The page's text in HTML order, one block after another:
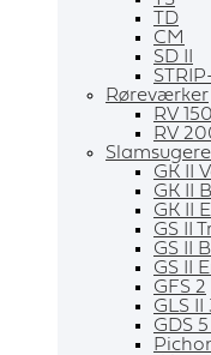
TD
CM
SD II
Røreværker
RV 150
RV
GK II
GK II
GK II
GS II
GS II
GS II
GFS 2
GLS II
GDS